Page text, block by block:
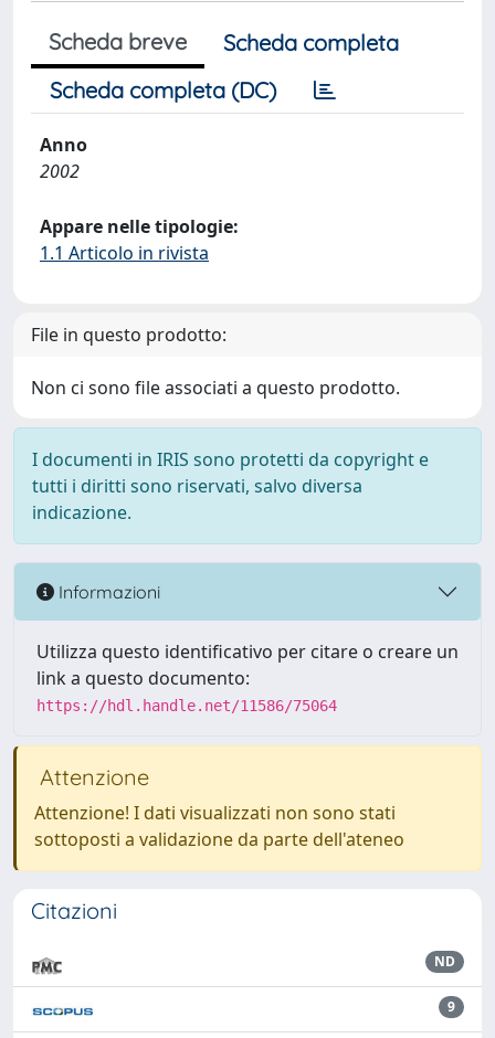
Scheda breve
Scheda completa
Scheda completa (DC)
Anno
2002
Appare nelle tipologie:
1.1 Articolo in rivista
File in questo prodotto:
Non ci sono file associati a questo prodotto.
I documenti in IRIS sono protetti da copyright e
tutti i diritti sono riservati, salvo diversa
indicazione.
Informazioni
Utilizza questo identificativo per citare o creare un
link a questo documento:
https://hdl.handle.net/11586/75064
Attenzione
Attenzione! I dati visualizzati non sono stati
sottoposti a validazione da parte dell'ateneo
Citazioni
ND
9